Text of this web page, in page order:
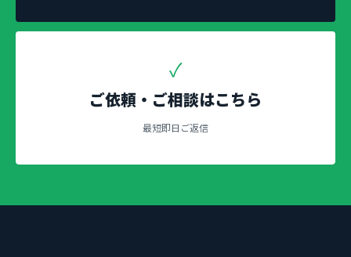
✓
ご依頼・ご相談はこちら
最短即日ご返信